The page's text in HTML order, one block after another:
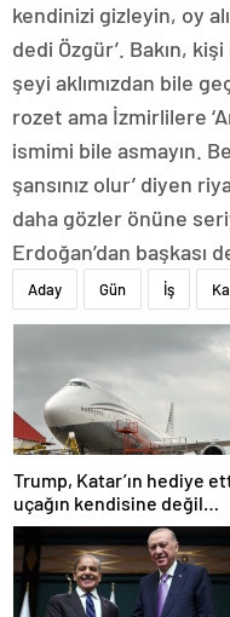
kendinizi gizleyin, oy
dedi Özgür’. Bakın,
şeyi aklımızdan bile
rozet ama İzmirlilere
ismimi bile asmayın.
şansınız olur’ diyen
daha gözler önüne
Erdoğan’dan başkası
Aday Gün İş
Trump, Katar’ın hediye
uçağın kendisine değil
Pentagon’a verileceğini
açıkladı